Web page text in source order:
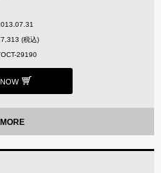
(税込)
29190
MORE